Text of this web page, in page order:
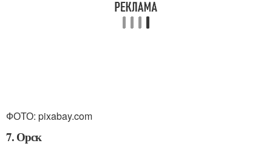
ФОТО: pixabay.com
7. Орск